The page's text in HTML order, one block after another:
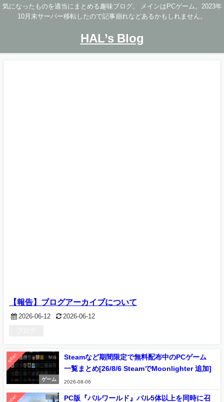
気になったものを適当にまとめる趣味ブログ。 メインはPCゲーム。2023年
10月末サーバー移転したので記事崩れなどあるかもしれません。
HAL’s Blog
【報告】ブログアーカイブについて
2026-06-12 2026-06-12
NEW!
ゲーム
Steamなど期間限定で無料配布中のPCゲーム
一覧まとめ[26/8/6 SteamでMoonlighter 追加]
2026-08-06
NEW!
PC版『パルワールド』パル5体以上を同時に召